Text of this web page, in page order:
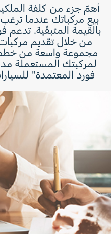
قطع غيار فورد الأصلية
موتوركرافت
قطع مقلدة
البحث عن الوكيل
الأسئلة الشائعة
أهمّ جزء من كلفة
بيع مركباتك عندما
بالقيمة المتبقّية. تدعم
من خلال تقديم
مجموعة واسعة من خطط
لمركبتك المستعملة
فورد المعتمدة"